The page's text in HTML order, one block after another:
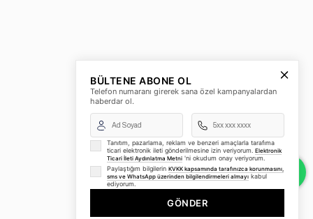
BÜLTENE ABONE OL
Telefon numaranı girerek sana özel kampanyalardan
haberdar ol.
Tanıtım, pazarlama, reklam ve benzeri amaçlarla tarafıma
ticari elektronik ileti gönderilmesine izin veriyorum. Elektronik
Ticari İleti Aydınlatma Metni 'ni okudum onay veriyorum.
Paylaştığım bilgilerin KVKK kapsamında tarafınızca korunmasını,
sms ve WhatsApp üzerinden bilgilendirmeleri almayı kabul
ediyorum.
GÖNDER